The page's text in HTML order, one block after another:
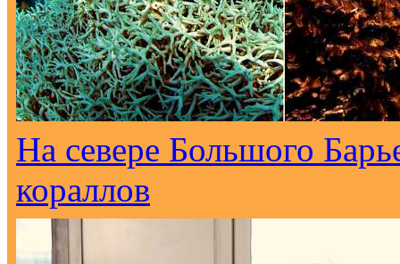
На севере Большого
кораллов